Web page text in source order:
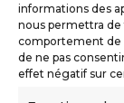
informations des
nous permettra de
comportement de
de ne pas
effet négatif sur
Politique
Déclaration
Ils nous